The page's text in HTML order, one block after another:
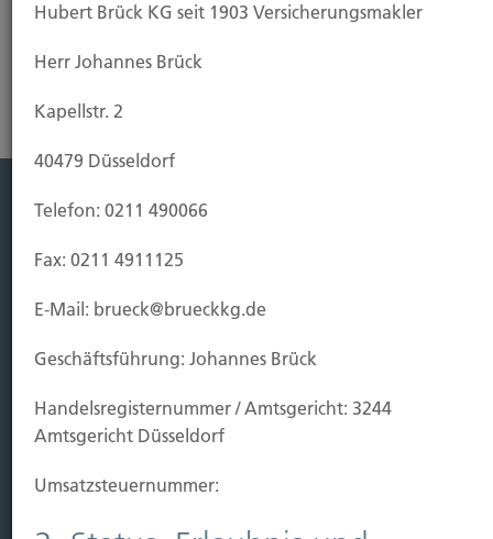
Leben
Vorsorgen
Kauf Grundstück
Baubeginn
Schaden
Hubert Brück KG seit 1903 Versicherungsmakler
Herr Johannes Brück
Kapellstr. 2
40479 Düsseldorf
Telefon: 0211 490066
Fax: 0211 4911125
E-Mail: brueck@brueckkg.de
Geschäftsführung: Johannes Brück
Handels­registernummer / Amtsgericht: 3244
Amtsgericht Düsseldorf
Umsatzsteuer­nummer: